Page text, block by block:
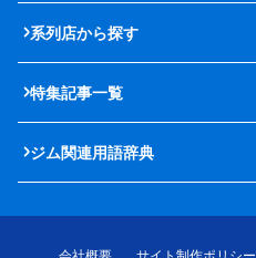
系列店から探す
特集記事一覧
ジム関連用語辞典